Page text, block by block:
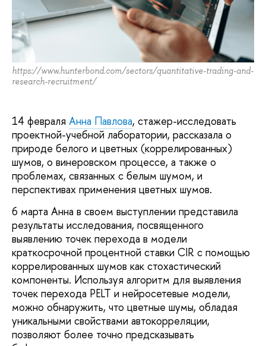
https://www.hunterbond.com/sectors/quantitative-trading-and-
research-recruitment/
14 февраля Анна Павлова, стажер-исследовать
проектной-учебной лаборатории, рассказала о
природе белого и цветных (коррелированных)
шумов, о винеровском процессе, а также о
проблемах, связанных с белым шумом, и
перспективах применения цветных шумов.
6 марта Анна в своем выступлении представила
результаты исследования, посвященного
выявлению точек перехода в модели
краткосрочной процентной ставки CIR с помощью
коррелированных шумов как стохастический
компоненты. Используя алгоритм для выявления
точек перехода PELT и нейросетевые модели,
можно обнаружить, что цветные шумы, обладая
уникальными свойствами автокорреляции,
позволяют более точно предсказывать